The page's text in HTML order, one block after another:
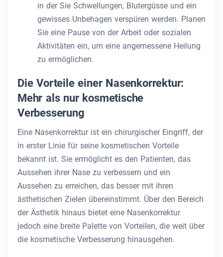
in der Sie Schwellungen, Blutergüsse und ein
gewisses Unbehagen verspüren werden. Planen
Sie eine Pause von der Arbeit oder sozialen
Aktivitäten ein, um eine angemessene Heilung
zu ermöglichen.
Die Vorteile einer Nasenkorrektur:
Mehr als nur kosmetische
Verbesserung
Eine Nasenkorrektur ist ein chirurgischer Eingriff, der
in erster Linie für seine kosmetischen Vorteile
bekannt ist. Sie ermöglicht es den Patienten, das
Aussehen ihrer Nase zu verbessern und ein
Aussehen zu erreichen, das besser mit ihren
ästhetischen Zielen übereinstimmt. Über den Bereich
der Ästhetik hinaus bietet eine Nasenkorrektur
jedoch eine breite Palette von Vorteilen, die weit über
die kosmetische Verbesserung hinausgehen.